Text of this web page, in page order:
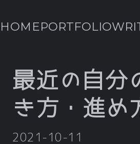
HOMEPORTFOLIO
最近の自分
き方・進め
2021-10-11